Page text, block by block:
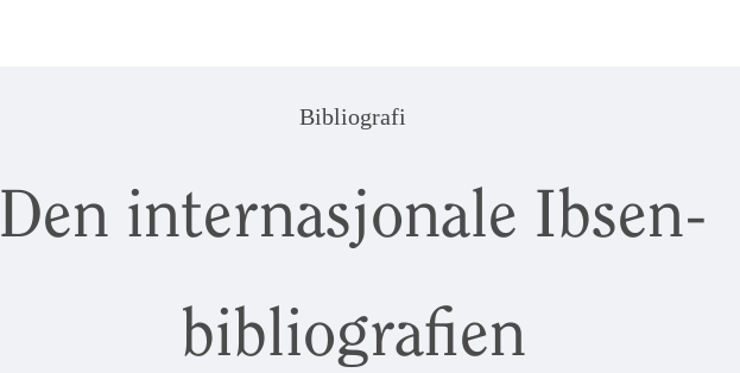
Bibliografi
Den internasjonale Ibsen-
bibliografien